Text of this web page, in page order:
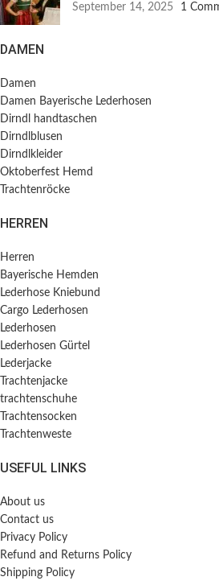
September 14, 2025 1
DAMEN
Damen
Damen Bayerische Lederhosen
Dirndl handtaschen
Dirndlblusen
Dirndlkleider
Oktoberfest Hemd
Trachtenröcke
HERREN
Herren
Bayerische Hemden​
Lederhose Kniebund
Cargo Lederhosen
Lederhosen
Lederhosen Gürtel
Lederjacke
Trachtenjacke
trachtenschuhe
Trachtensocken
Trachtenweste
USEFUL LINKS
About us
Contact us
Privacy Policy
Refund and Returns Policy
Shipping Policy